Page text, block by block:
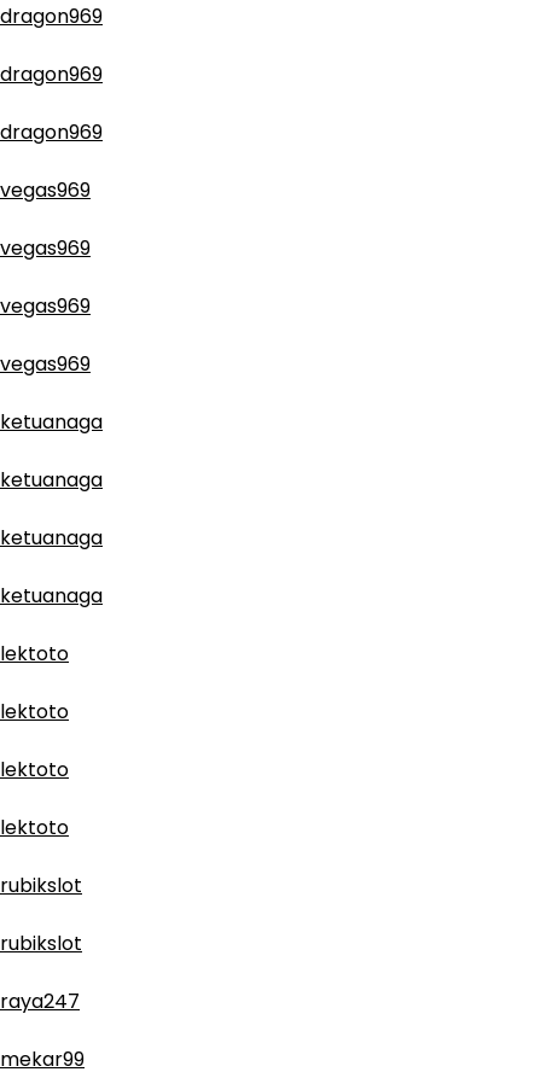
dragon969
dragon969
dragon969
vegas969
vegas969
vegas969
vegas969
ketuanaga
ketuanaga
ketuanaga
ketuanaga
lektoto
lektoto
lektoto
lektoto
rubikslot
rubikslot
raya247
mekar99